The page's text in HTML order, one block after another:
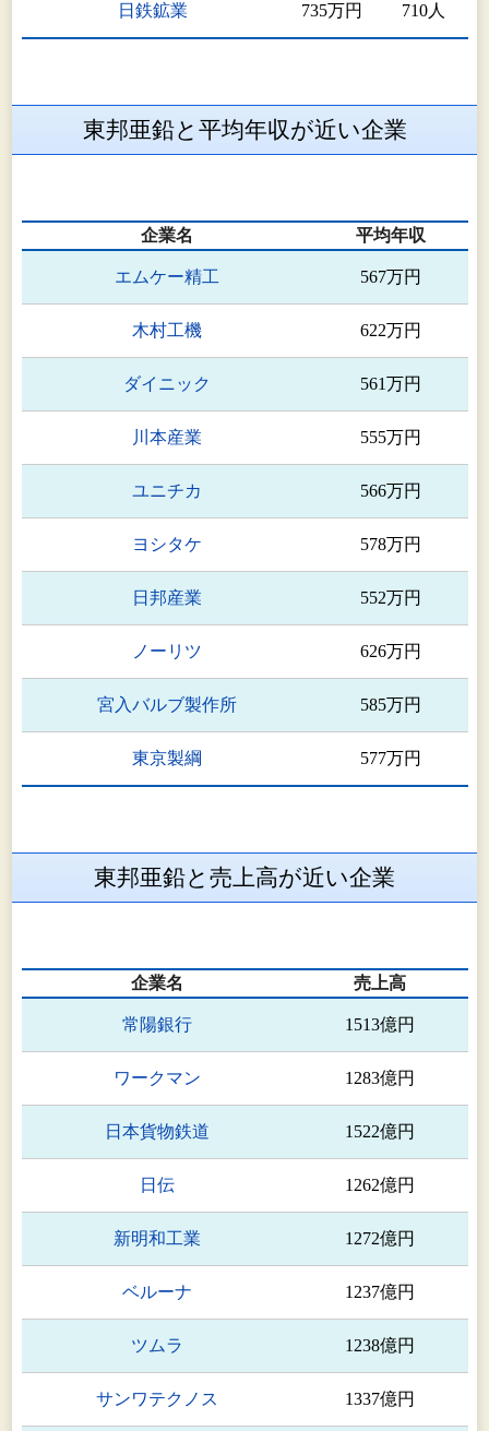
日鉄鉱業 735万円 710人
東邦亜鉛と平均年収が近い企業
企業名 平均年収
エムケー精工 567万円
木村工機 622万円
ダイニック 561万円
川本産業 555万円
ユニチカ 566万円
ヨシタケ 578万円
日邦産業 552万円
ノーリツ 626万円
宮入バルブ製作所 585万円
東京製綱 577万円
東邦亜鉛と売上高が近い企業
企業名 売上高
常陽銀行 1513億円
ワークマン 1283億円
日本貨物鉄道 1522億円
日伝 1262億円
新明和工業 1272億円
ベルーナ 1237億円
ツムラ 1238億円
サンワテクノス 1337億円